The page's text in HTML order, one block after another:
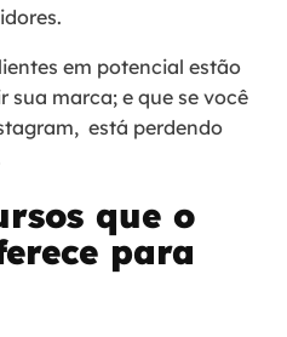
em potencial estão
sua marca; e que se você
está perdendo
que o
para